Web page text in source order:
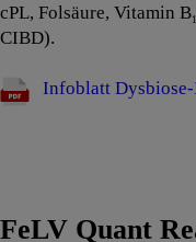
cPL, Folsäure, Vitamin B
CIBD).
Infoblatt
FeLV Quant